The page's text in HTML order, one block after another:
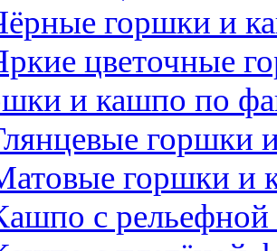
горшки и
цветочные
и кашпо по
горшки
горшки и
с рельефной